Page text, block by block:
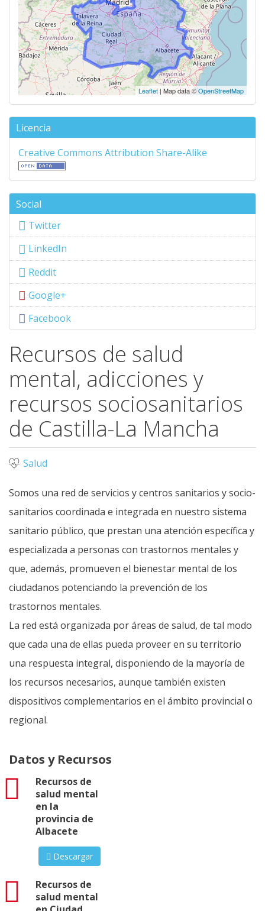
Leaflet| Map data ©OpenStreetMap
Licencia
Creative Commons Attribution Share-Alike
Social
Twitter
LinkedIn
Reddit
Google+
Facebook
Recursos de salud
mental, adicciones y
recursos sociosanitarios
de Castilla-La Mancha
Salud
Somos una red de servicios y centros sanitarios y socio-
sanitarios coordinada e integrada en nuestro sistema
sanitario público, que prestan una atención específica y
especializada a personas con trastornos mentales y
que, además, promueven el bienestar mental de los
ciudadanos potenciando la prevención de los
trastornos mentales.
La red está organizada por áreas de salud, de tal modo
que cada una de ellas pueda proveer en su territorio
una respuesta integral, disponiendo de la mayoría de
los recursos necesarios, aunque también existen
dispositivos complementarios en el ámbito provincial o
regional.
Datos y Recursos
Recursos de
salud mental
en la
provincia de
Albacete
pdf
Descargar
Recursos de
salud mental
pdf